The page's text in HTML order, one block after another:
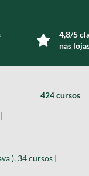
4,8/5
nas
424 cursos
), 34 cursos |